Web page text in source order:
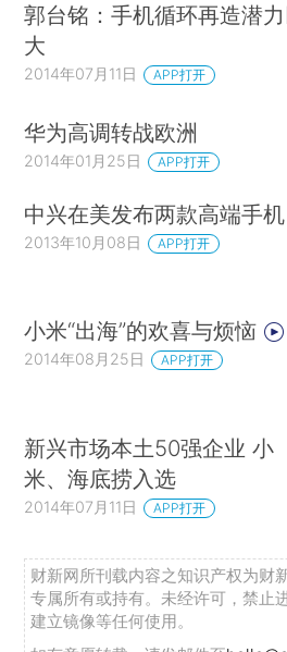
郭台铭：手机循环再造潜
大
2014年07月11日 APP打开
华为高调转战欧洲
2014年01月25日 APP打开
中兴在美发布两款高端手机
2013年10月08日 APP打开
小米“出海”的欢喜与烦恼
2014年08月25日 APP打开
新兴市场本土50强企业 小
米、海底捞入选
2014年07月11日 APP打开
财新网所刊载内容之知识产权为财
专属所有或持有。未经许可，禁止
建立镜像等任何使用。